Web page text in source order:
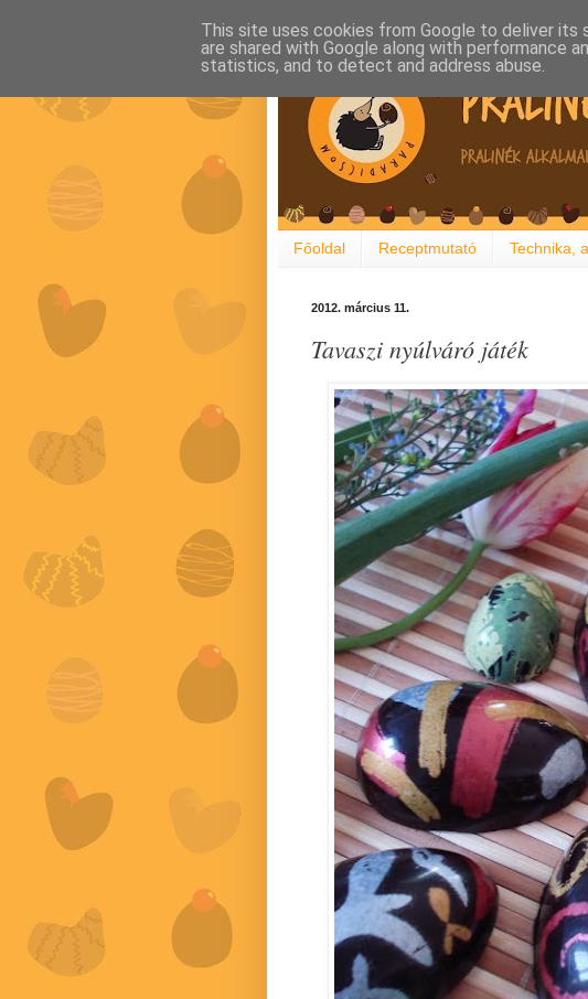
Főoldal Receptmutató Technika,
2012. március 11.
Tavaszi nyúlváró játék
This site uses cookies from Google to deliver its
are shared with Google along with performance
statistics, and to detect and address abuse.